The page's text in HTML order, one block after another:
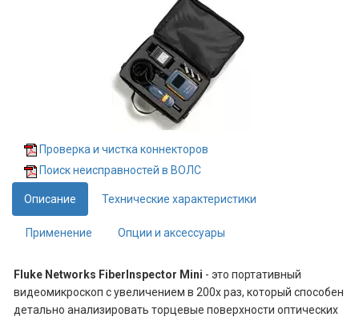
Проверка и чистка коннекторов
Поиск неисправностей в ВОЛС
Описание Технические характеристики
Применение Опции и аксессуары
​Fluke Networks FiberInspector Mini - это портативный
видеомикроскоп с увеличением в 200х раз, который способен
детально анализировать торцевые поверхности оптических